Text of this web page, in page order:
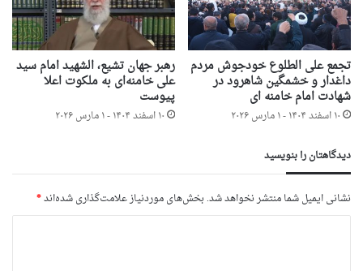
تجمع علی الطلوع خودجوش مردم
داغدار و خشمگین شاهرود در
شهادت امام خامنه ای
۱۰ اسفند ۱۴۰۴ - ۱ مارس ۲۰۲۶
رهبر جهان تشیع، الشهید امام سید
علی خامنه‌ای به ملکوت اعلا
پیوست
۱۰ اسفند ۱۴۰۴ - ۱ مارس ۲۰۲۶
دیدگاهتان را بنویسید
نشانی ایمیل شما منتشر نخواهد شد.بخش‌های موردنیاز علامت‌گذاری شده‌اند*